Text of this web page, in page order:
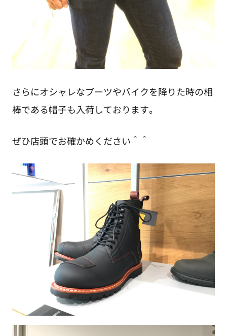
さらにオシャレなブーツやバイクを降りた時の相
棒である帽子も入荷しております。
ぜひ店頭でお確かめください＾＾